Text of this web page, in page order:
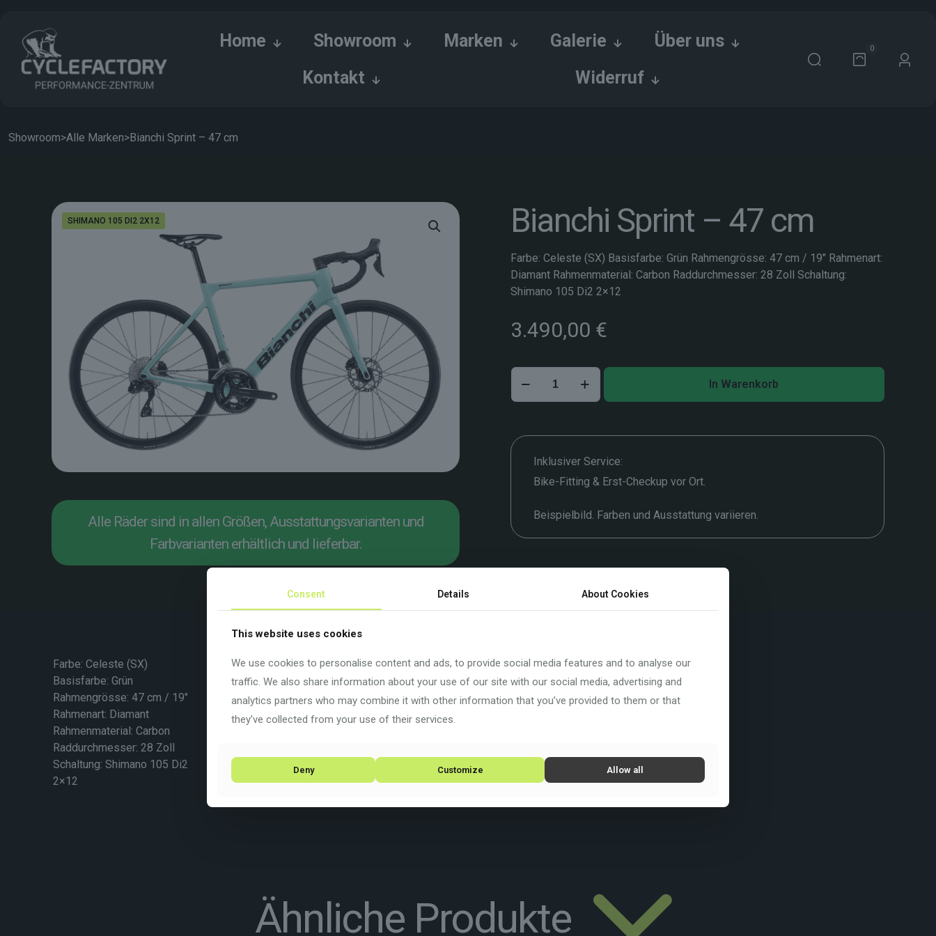
Home Showroom Marken Galerie
Über uns
Kontakt
Widerruf
0
Showroom>Alle Marken>Bianchi Sprint – 47 cm
SHIMANO 105 DI2 2X12
Alle Räder sind in allen Größen, Ausstattungsvarianten und
Farbvarianten erhältlich und lieferbar.
Bianchi Sprint – 47 cm
Farbe: Celeste (SX) Basisfarbe: Grün Rahmengrösse: 47 cm / 19″ Rahmenart:
Diamant Rahmenmaterial: Carbon Raddurchmesser: 28 Zoll Schaltung:
Shimano 105 Di2 2×12
3.490,00 €
Bianchi
cm
Menge
In Warenkorb
Inklusiver Service:
Bike-Fitting & Erst-Checkup vor Ort.
Beispielbild. Farben und Ausstattung variieren.
Farbe: Celeste (SX)
Basisfarbe:Grün
Rahmengrösse: 47 cm / 19″
Rahmenart: Diamant
Rahmenmaterial:Carbon
Raddurchmesser: 28 Zoll
Schaltung: Shimano 105 Di2
2×12
Ähnliche Produkte
Consent Details About Cookies
This website uses cookies
We use cookies to personalise content and ads, to provide social media features and to analyse our
traffic. We also share information about your use of our site with our social media, advertising and
analytics partners who may combine it with other information that you’ve provided to them or that
they’ve collected from your use of their services.
Deny Customize Allow all